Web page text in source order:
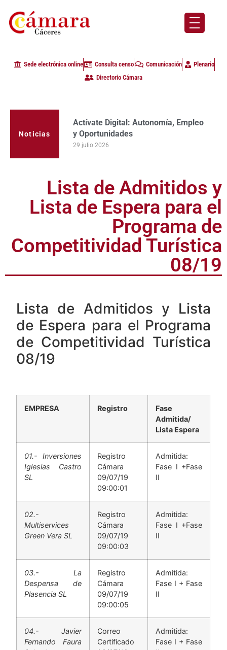
Sede electrónica online Consulta censo Comunicación
Plenario
Directorio Cámara
Noticias
Actívate Digital: Autonomía, Empleo
y Oportunidades
29 julio 2026
La Cámara de Comercio de Cáceres
clausura con alta participación de
empresas en la primera edición del
23 julio 2026
Lista de Admitidos y
Lista de Espera para el
Programa de
Competitividad Turística
08/19​
Lista de Admitidos y Lista
de Espera para el Programa
de Competitividad Turística
08/19
EMPRESA Registro
Fase
Admitida/
Lista Espera
01.- Inversiones
Iglesias Castro
SL
Registro
Cámara
09/07/19
09:00:01
Admitida:
Fase I +Fase
II
02.-
Multiservices
Green Vera SL
Registro
Cámara
09/07/19
09:00:03
Admitida:
Fase I +Fase
II
03.- La
Despensa de
Plasencia SL
Registro
Cámara
09/07/19
09:00:05
Admitida:
Fase I + Fase
II
04.- Javier
Fernando Faura
Correo
Certificado
Admitida:
Fase I + Fase